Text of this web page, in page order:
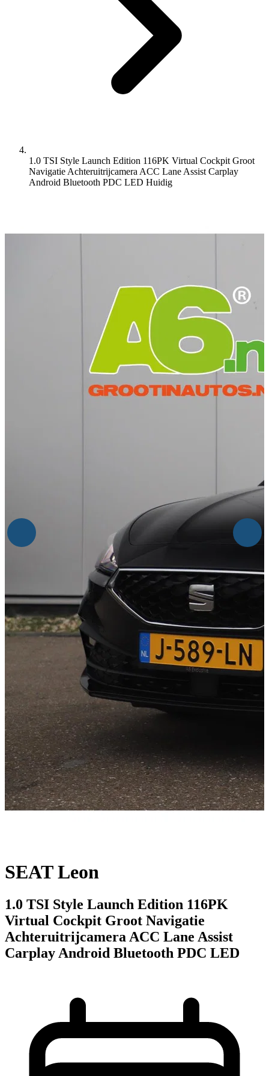
1.0 TSI Style Launch Edition 116PK Virtual Cockpit Groot
Navigatie Achteruitrijcamera ACC Lane Assist Carplay
Android Bluetooth PDC LED Huidig
SEAT Leon
1.0 TSI Style Launch Edition 116PK
Virtual Cockpit Groot Navigatie
Achteruitrijcamera ACC Lane Assist
Carplay Android Bluetooth PDC LED